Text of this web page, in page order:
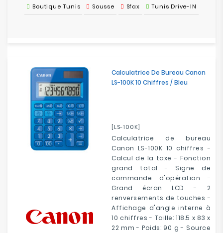
Boutique Tunis Sousse Sfax Tunis Drive-IN
Calculatrice De Bureau Canon
LS-100K 10 Chiffres / Bleu
[LS-100K]
Calculatrice de bureau
Canon LS-100K 10 chiffres -
Calcul de la taxe - Fonction
grand total - Signe de
commande d'opération -
Grand écran LCD - 2
renversements de touches -
Affichage d'angle interne à
10 chiffres - Taille: 118.5 x 83 x
22 mm - Poids: 90 g - Source